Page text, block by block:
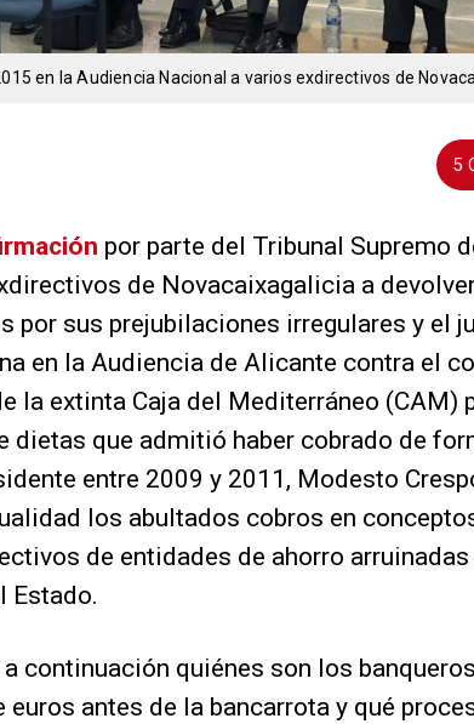
en la Audiencia Nacional a varios exdirectivos de
5
por parte del Tribunal Supremo
de Novacaixagalicia a
por sus prejubilaciones irregulares y el
en la Audiencia de Alicante contra el
la extinta Caja del Mediterráneo (CAM)
dietas que admitió haber cobrado de
entre 2009 y 2011, Modesto
los abultados cobros en
de entidades de ahorro arruinadas
Estado.
continuación quiénes son los
euros antes de la bancarrota y qué